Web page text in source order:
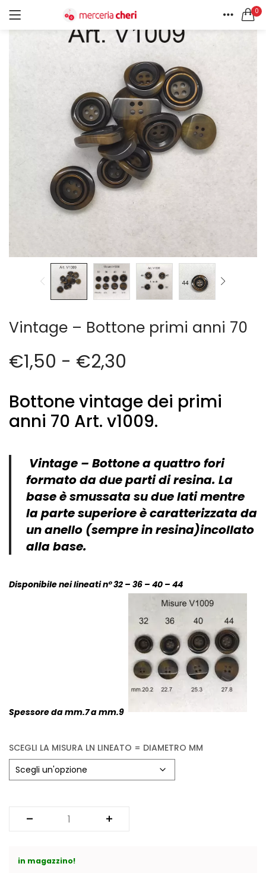
0
ACCEDI REGISTRATI
Password dimenticata?
Tutte le categorie
Accessori Design (56)
Accessori merceria (94)
Cesti portalavoro (8)
Aghi e spilli (24)
Applicazioni (26)
Bottoni Vintage (204)
Lotti di Bottoni vintage (27)
Bottoni/alamari/automatici (46)
Alamari (5)
Calze collant donna (24)
Cappelli (16)
Cerniere lampo / Zip/Fibbie (27)
Elastici (10)
filati cucirini e affini (9)
Fodere (5)
LANA (27)
Nastri, fettucce, cordoni, (49)
Pizzi (11)
Prodotti per la sartoria (34)
Quadri Mezzo Punto (92)
Canovacci Completi di Filati e Ago (24)
Set di Bottoni Vintage (77)
Swarovski (2)
Vintage (165)
Vintage – Bottone primi anni 70
€1,50 - €2,30
Bottone vintage dei primi
anni 70 Art. v1009.
Vintage – Bottone a quattro fori
formato da due parti di resina. La
base è smussata su due lati mentre
la parte superiore è caratterizzata da
un anello (sempre in resina)incollato
alla base.
Disponibile nei lineati n° 32 – 36 – 40 – 44
Spessore da mm.7 a mm.9
SCEGLI LA MISURA LN LINEATO = DIAMETRO MM
in magazzino!